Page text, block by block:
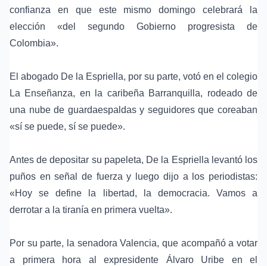
confianza en que este mismo domingo celebrará la
elección «del segundo Gobierno progresista de
Colombia».
El abogado De la Espriella, por su parte, votó en el colegio
La Enseñanza, en la caribeña Barranquilla, rodeado de
una nube de guardaespaldas y seguidores que coreaban
«sí se puede, sí se puede».
Antes de depositar su papeleta, De la Espriella levantó los
puños en señal de fuerza y luego dijo a los periodistas:
«Hoy se define la libertad, la democracia. Vamos a
derrotar a la tiranía en primera vuelta».
Por su parte, la senadora Valencia, que acompañó a votar
a primera hora al expresidente Álvaro Uribe en el